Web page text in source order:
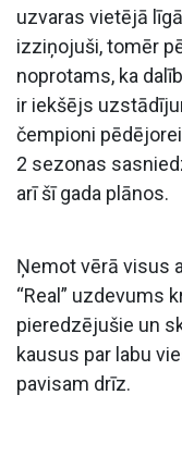
uzvaras vietējā
izziņojuši, tomēr
noprotams, ka
ir iekšējs
čempioni
2 sezonas
arī šī gada plānos.
Ņemot vērā visus
“Real” uzdevums
pieredzējušie un
kausus par labu
pavisam drīz.